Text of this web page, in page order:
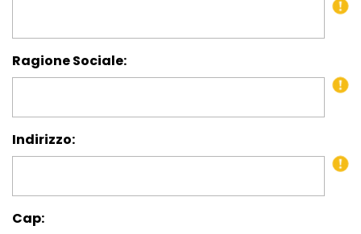
Ragione Sociale:
Indirizzo:
Cap: